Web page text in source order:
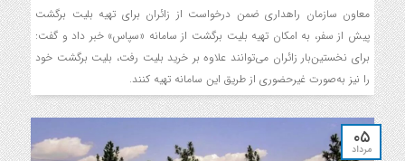
معاون سازمان راهداری ضمن درخواست از زائران برای تهیه بلیت برگشت
پیش از سفر، به امکان تهیه بلیت برگشت از سامانه «سپاس» خبر داد و گفت:
برای نخستین‌بار زائران می‌توانند علاوه بر خرید بلیت رفت، بلیت برگشت خود
را نیز به‌صورت غیرحضوری از طریق این سامانه تهیه کنند.
۰۵
مرداد